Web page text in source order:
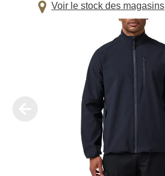
Voir le stock des magasins